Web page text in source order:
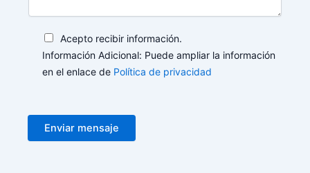
Acepto recibir información.
Información Adicional: Puede ampliar la información
en el enlace de Política de privacidad
Enviar mensaje